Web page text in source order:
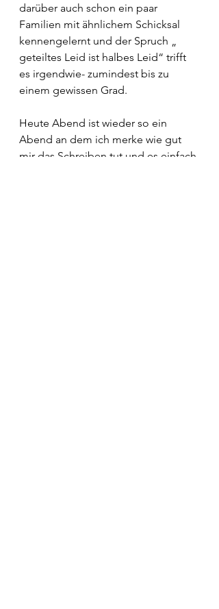
darüber auch schon ein paar
Familien mit ähnlichem Schicksal
kennengelernt und der Spruch „
geteiltes Leid ist halbes Leid“ trifft
es irgendwie- zumindest bis zu
einem gewissen Grad.
Heute Abend ist wieder so ein
Abend an dem ich merke wie gut
mir das Schreiben tut und es einfach